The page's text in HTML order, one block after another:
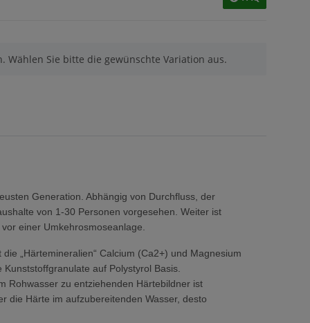
Wählen Sie bitte die gewünschte Variation aus.
Generation. Abhängig von Durchfluss, der
von 1-30 Personen vorgesehen. Weiter ist
einer Umkehrosmoseanlage.
„Härtemineralien“ Calcium (Ca2+) und Magnesium
auf Polystyrol Basis.
Rohwasser zu entziehenden Härtebildner ist
die Härte im aufzubereitenden Wasser, desto